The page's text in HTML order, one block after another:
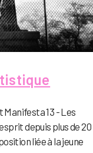
Manifesta 13 - Les
depuis plus de 20
liée à la jeune